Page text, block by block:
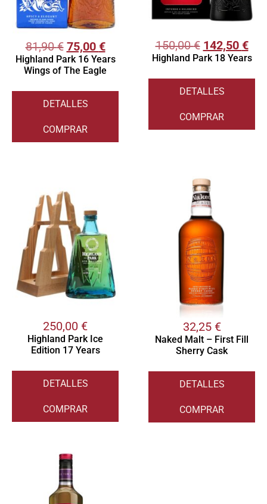
81,90€ 75,00 €
Highland Park 16 Years
Wings of The Eagle
DETALLES
COMPRAR
150,00€ 142,50 €
Highland Park 18 Years
DETALLES
COMPRAR
250,00 €
Highland Park Ice
Edition 17 Years
DETALLES
COMPRAR
32,25 €
Naked Malt – First Fill
Sherry Cask
DETALLES
COMPRAR